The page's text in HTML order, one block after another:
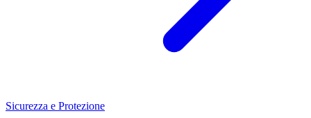
Sicurezza e Protezione